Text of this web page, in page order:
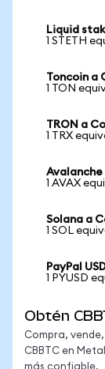
Liquid
1 STETH
Toncoin a
1 TON
TRON a
1 TRX
Avalanche
1 AVAX
Solana a
1 SOL
PayPal
1 PYUSD
Obtén
Compra,
CBBTC en